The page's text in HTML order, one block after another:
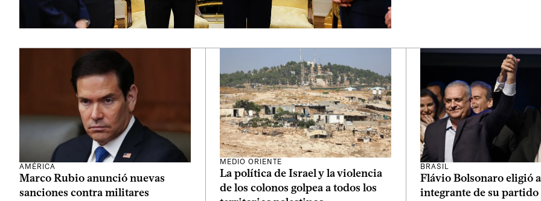
AMÉRICA
Marco Rubio anunció nuevas
sanciones contra militares
MEDIO ORIENTE
La política de Israel y la violencia
de los colonos golpea a todos los
BRASIL
Flávio Bolsonaro eligió
integrante de su partido